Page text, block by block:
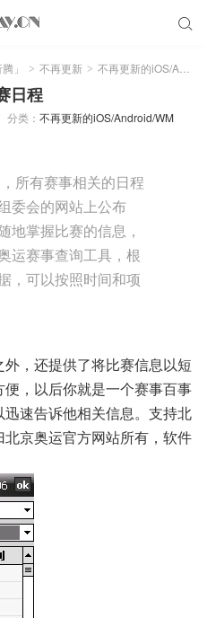

」 > 不再更新 > 不再更新的iOS/Android/WM
日程
分类： 不再更新的iOS/Android/WM
所有赛事相关的日程
委会的网站上公布
地掌握比赛的信息，
运赛事查询工具，根
，可以按照时间和项
外，还提供了将比赛信息以短
，以后你就是一个赛事百事
速告诉他相关信息。支持北
京奥运官方网站所有，软件